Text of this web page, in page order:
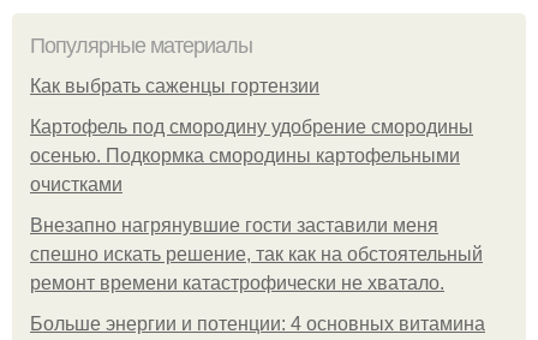
Популярные материалы
Как выбрать саженцы гортензии
Картофель под смородину удобрение смородины
осенью. Подкормка смородины картофельными
очистками
Внезапно нагрянувшие гости заставили меня
спешно искать решение, так как на обстоятельный
ремонт времени катастрофически не хватало.
Больше энергии и потенции: 4 основных витамина